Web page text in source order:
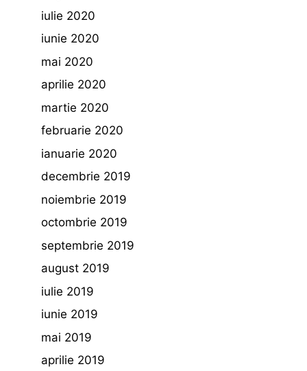
iulie 2020
iunie 2020
mai 2020
aprilie 2020
martie 2020
februarie 2020
ianuarie 2020
decembrie 2019
noiembrie 2019
octombrie 2019
septembrie 2019
august 2019
iulie 2019
iunie 2019
mai 2019
aprilie 2019